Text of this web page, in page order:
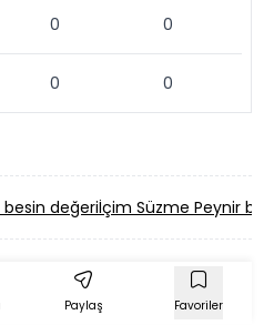
0 0
0 0
değeriİçim Süzme Peynir
Paylaş Favoriler